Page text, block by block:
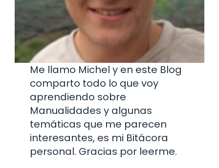
Me llamo Michel y en este Blog
comparto todo lo que voy
aprendiendo sobre
Manualidades y algunas
temáticas que me parecen
interesantes, es mi Bitácora
personal. Gracias por leerme.